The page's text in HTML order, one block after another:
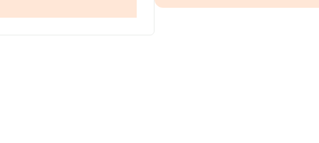
de la provincia